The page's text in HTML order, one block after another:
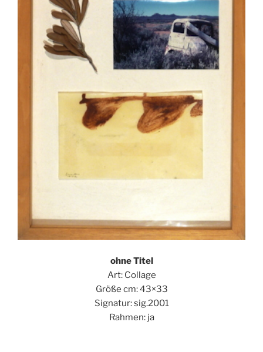
ohne Titel
Art: Collage
Größe cm: 43×33
Signatur: sig.2001
Rahmen: ja